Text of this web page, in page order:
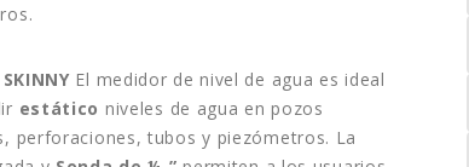
El medidor de nivel de agua es ideal
estático niveles de agua en pozos
perforaciones, tubos y piezómetros. La